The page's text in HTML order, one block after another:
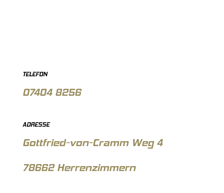
TELEFON
07404 8256
ADRESSE
Gottfried-von-Cramm Weg 4
78662 Herrenzimmern